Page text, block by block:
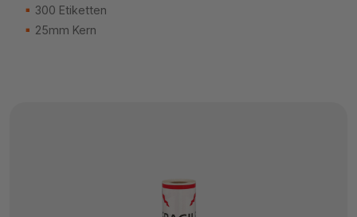
300 Etiketten
25mm Kern